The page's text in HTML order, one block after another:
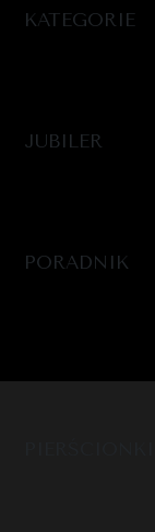
KATEGORIE
JUBILER
PORADNIK